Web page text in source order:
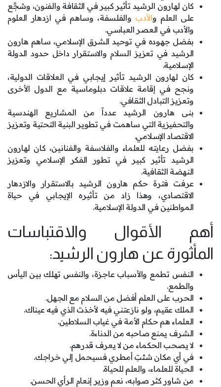
كان لهارون الرشيد تأثير كبير في الثقافة والفنون، وشجَّع
على العلم والأدب والفلسفة، وساهم في ازدهار العلوم
والأدب في العصر العباسي.
بفضل جهوده في توحيد الشرق الإسلامي، ساهم هارون
الرشيد في تعزيز السلام والاستقرار داخل حدود الدولة
الإسلامية.
كان لهارون الرشيد تأثير إيجابي في العلاقات الدولية،
ونجح في إقامة علاقات دبلوماسية مع الدول الأخرى
وتعزيز التبادل الثقافي.
بنى هارون الرشيد عدداً من المشاريع الهندسية
والتحفيزية التي ساهمت في تطوير البنية التحتية وتعزيز
الاقتصاد الإسلامي.
بفضل رعايته للعلماء والفلاسفة والفنانين، كان لهارون
الرشيد تأثير كبير في تطور الفكر الإسلامي وتعزيز
النهضة الثقافية.
عرفت فترة حكم هارون الرشيد بالاستقرار والازدهار
الاقتصادي، وهذا زاد من تأثيره الإيجابي في حياة
المواطنين في الدولة الإسلامية.
أهم الأقوال والاقتباسات
المأثورة عن هارون الرشيد:
النفس تطمع والأسباب عاجزة، والنفس تهلك بين اليأس
والطمع.
الحرب على العلم أفضل من السلام مع الجهل.
الملك عقيم، ولو نازعتني فيه لأخذت الذي فيه عيناك.
العلماء هم حكام الأمة في غياب السلاطين.
الشرف يمنع صاحبه من الدناءة.
لا يصحب الحكماء من لا يعرف قدرهم.
في أي مكان شئتِ أمطري فسيحمل إلي خراجك.
الحياة للعلماء، والعلم للحياة.
من شاور كثر صوابه، نعم وزير إنعام الرأي الحسن.